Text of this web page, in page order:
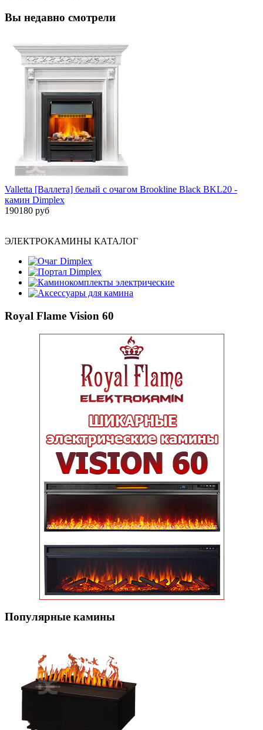
Вы недавно смотрели
Valletta [Валлета] белый с очагом Brookline Black BKL20 -
камин Dimplex
190180 руб
ЭЛЕКТРОКАМИНЫ КАТАЛОГ
Очаг Dimplex
Портал Dimplex
Каминокомплекты электрические
Аксессуары для камина
Royal Flame Vision 60
Популярные кaмины